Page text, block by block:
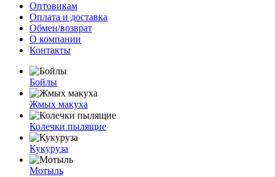
Оптовикам
Оплата и доставка
Обмен/возврат
О компании
Контакты
Бойлы
Жмых макуха
Колечки пылящие
Кукуруза
Мотыль